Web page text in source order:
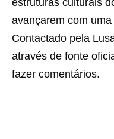
estruturas culturais
avançarem com uma
Contactado pela
através de fonte
fazer comentários.